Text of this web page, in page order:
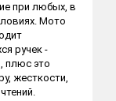
при любых, в
Мото
ручек -
плюс это
жесткости,